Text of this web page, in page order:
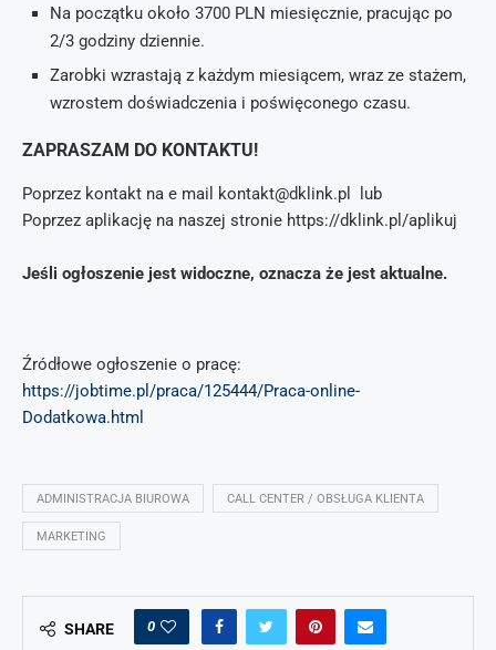
Na początku około 3700 PLN miesięcznie, pracując po
2/3 godziny dziennie.
Zarobki wzrastają z każdym miesiącem, wraz ze stażem,
wzrostem doświadczenia i poświęconego czasu.
ZAPRASZAM DO KONTAKTU!
Poprzez kontakt na e mail kontakt@dklink.pl lub
Poprzez aplikację na naszej stronie https://dklink.pl/aplikuj
Jeśli ogłoszenie jest widoczne, oznacza że jest aktualne.
Źródłowe ogłoszenie o pracę:
https://jobtime.pl/praca/125444/Praca-online-
Dodatkowa.html
ADMINISTRACJA BIUROWA CALL CENTER / OBSŁUGA KLIENTA
MARKETING
SHARE 0